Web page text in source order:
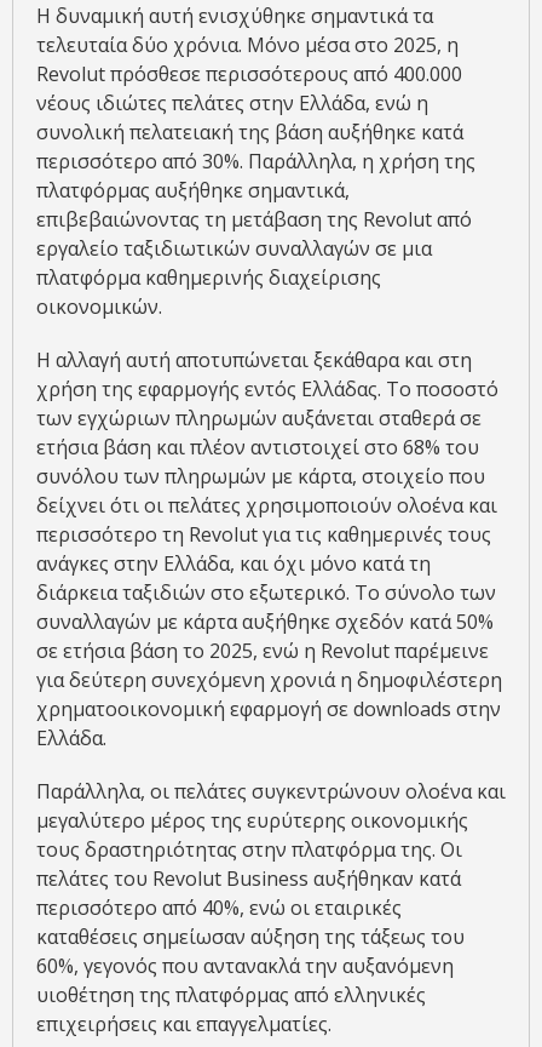
Η δυναμική αυτή ενισχύθηκε σημαντικά τα
τελευταία δύο χρόνια. Μόνο μέσα στο 2025, η
Revolut πρόσθεσε περισσότερους από 400.000
νέους ιδιώτες πελάτες στην Ελλάδα, ενώ η
συνολική πελατειακή της βάση αυξήθηκε κατά
περισσότερο από 30%. Παράλληλα, η χρήση της
πλατφόρμας αυξήθηκε σημαντικά,
επιβεβαιώνοντας τη μετάβαση της Revolut από
εργαλείο ταξιδιωτικών συναλλαγών σε μια
πλατφόρμα καθημερινής διαχείρισης
οικονομικών.
Η αλλαγή αυτή αποτυπώνεται ξεκάθαρα και στη
χρήση της εφαρμογής εντός Ελλάδας. Το ποσοστό
των εγχώριων πληρωμών αυξάνεται σταθερά σε
ετήσια βάση και πλέον αντιστοιχεί στο 68% του
συνόλου των πληρωμών με κάρτα, στοιχείο που
δείχνει ότι οι πελάτες χρησιμοποιούν ολοένα και
περισσότερο τη Revolut για τις καθημερινές τους
ανάγκες στην Ελλάδα, και όχι μόνο κατά τη
διάρκεια ταξιδιών στο εξωτερικό. Το σύνολο των
συναλλαγών με κάρτα αυξήθηκε σχεδόν κατά 50%
σε ετήσια βάση το 2025, ενώ η Revolut παρέμεινε
για δεύτερη συνεχόμενη χρονιά η δημοφιλέστερη
χρηματοοικονομική εφαρμογή σε downloads στην
Ελλάδα.
Παράλληλα, οι πελάτες συγκεντρώνουν ολοένα και
μεγαλύτερο μέρος της ευρύτερης οικονομικής
τους δραστηριότητας στην πλατφόρμα της. Οι
πελάτες του Revolut Business αυξήθηκαν κατά
περισσότερο από 40%, ενώ οι εταιρικές
καταθέσεις σημείωσαν αύξηση της τάξεως του
60%, γεγονός που αντανακλά την αυξανόμενη
υιοθέτηση της πλατφόρμας από ελληνικές
επιχειρήσεις και επαγγελματίες.